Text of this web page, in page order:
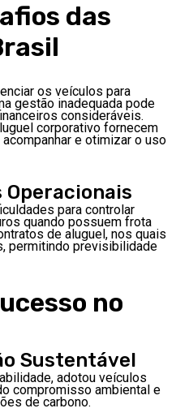
das
os veículos para
gestão inadequada pode
consideráveis.
corporativo fornecem
e otimizar o uso
Operacionais
para controlar
quando possuem frota
de aluguel, nos quais
permitindo previsibilidade
no
Sustentável
adotou veículos
compromisso ambiental e
de carbono.